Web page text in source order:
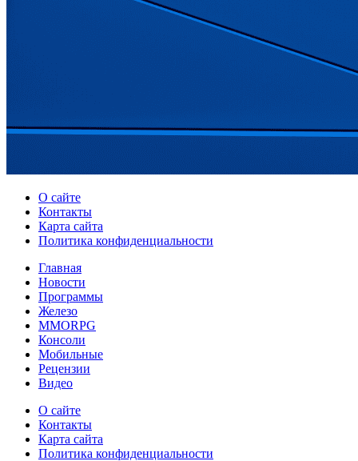
О сайте
Контакты
Карта сайта
Политика конфиденциальности
Главная
Новости
Программы
Железо
MMORPG
Консоли
Мобильные
Рецензии
Видео
О сайте
Контакты
Карта сайта
Политика конфиденциальности